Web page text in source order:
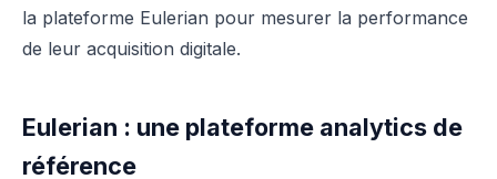
la plateforme Eulerian pour mesurer la performance
de leur acquisition digitale.
Eulerian : une plateforme analytics de
référence